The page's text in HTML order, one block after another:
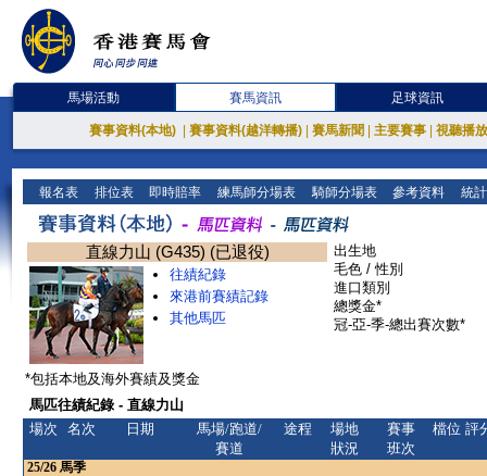
馬場活動 賽馬資訊 足球資訊
賽事資料(本地) 賽事資料(越洋轉播) 賽馬新聞 主要賽事 視聽播
報名表 排位表 即時賠率 練馬師分場表 騎師分場表 參考資料 統
直線力山 (G435) (已退役)
往績紀錄
來港前賽績記錄
其他馬匹
出生地
毛色 / 性別
進口類別
總獎金*
冠-亞-季-總出賽次數*
*包括本地及海外賽績及獎金
馬匹往績紀錄 - 直線力山
場次
名次 日期
馬場/跑道/
賽道
途程
場地
狀況
賽事
班次
檔位 評
25/26 馬季